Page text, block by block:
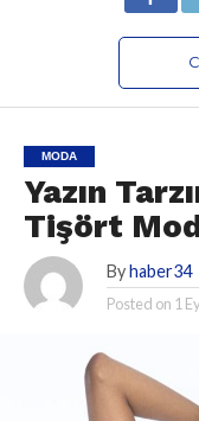
MODA
Yazın
Tişört
By haber34
Posted on 1